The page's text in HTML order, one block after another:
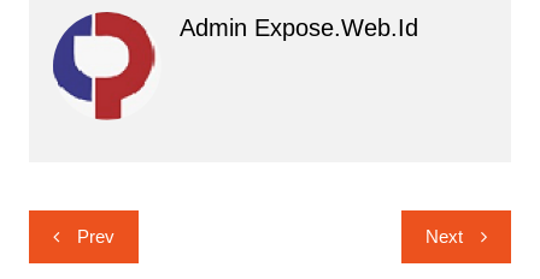
Admin Expose.web.id
Navigasi
pos
Prev Next